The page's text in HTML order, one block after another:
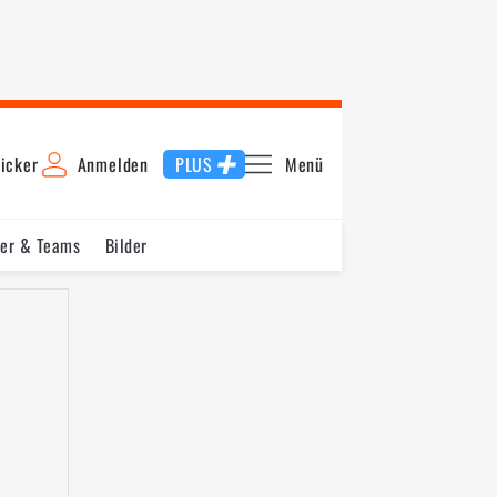
Anmelden PLUS Menü
& Teams Bilder